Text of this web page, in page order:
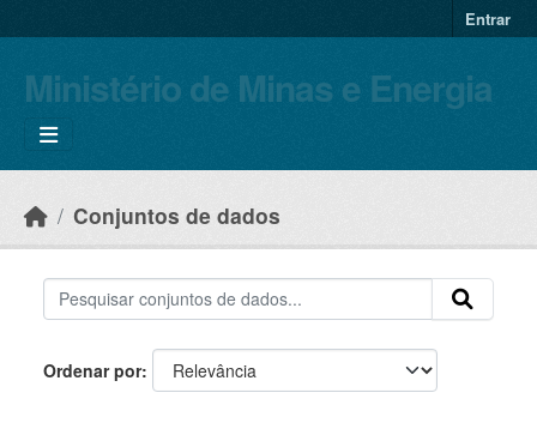
Entrar
Ministério de Minas e Energia
Conjuntos de dados
Ordenar por